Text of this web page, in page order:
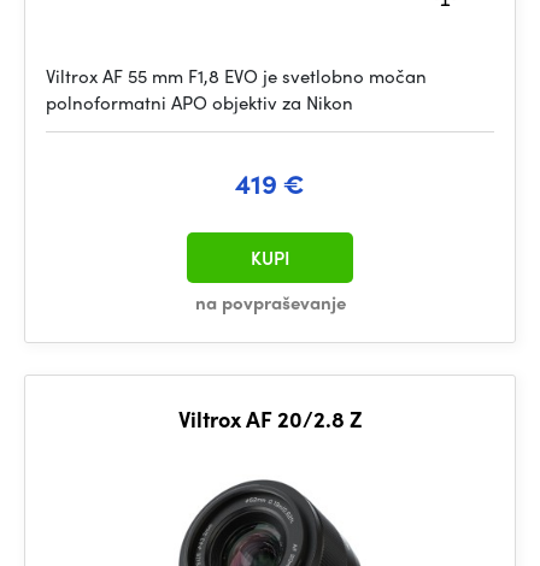
Viltrox AF 55 mm F1,8 EVO je svetlobno močan
polnoformatni APO objektiv za Nikon
419 €
na povpraševanje
KUPI
Viltrox AF 20/2.8 Z